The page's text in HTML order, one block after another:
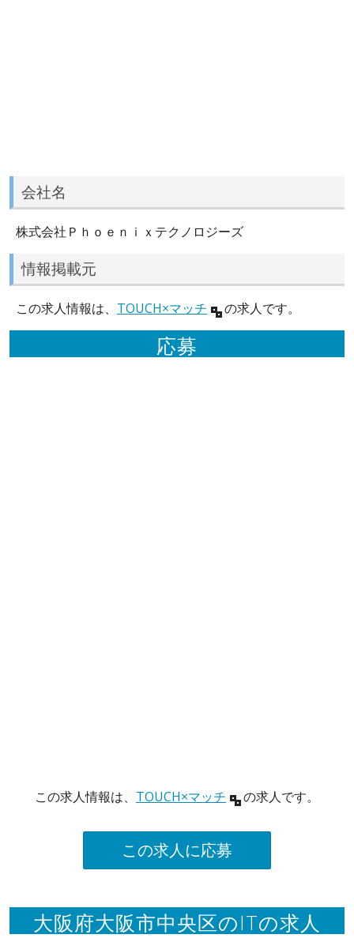
会社名
株式会社Ｐｈｏｅｎｉｘテクノロジーズ
情報掲載元
この求人情報は、 TOUCH×マッチ の求人です。
応募
この求人情報は、 TOUCH×マッチ の求人です。
この求人に応募
大阪府大阪市中央区のITの求人